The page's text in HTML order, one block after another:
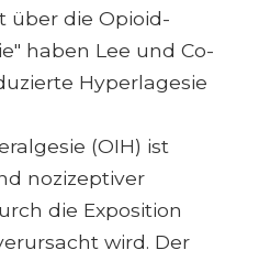
über die Opioid-
haben Lee und Co-
Hyperlagesie
(OIH) ist
nozizeptiver
die Exposition
wird. Der